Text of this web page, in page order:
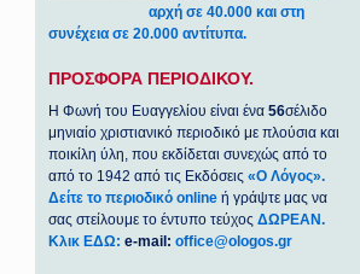
αρχή σε 40.000 και στη
συνέχεια σε 20.000 αντίτυπα.
ΠΡΟΣΦΟΡΑ ΠΕΡΙΟΔΙΚΟΥ.
Η Φωνή του Ευαγγελίου είναι ένα56σέλιδο
μηνιαίο χριστιανικό περιοδικό με πλούσια και
ποικίλη ύλη, που εκδίδεται συνεχώς από το
από το 1942 από τις Εκδόσεις«Ο Λόγος».
Δείτε το περιοδικό online ή γράψτε μας να
σας στείλουμε το έντυπο τεύχοςΔΩΡΕΑΝ.
Κλικ ΕΔΩ: e-mail:office@ologos.gr